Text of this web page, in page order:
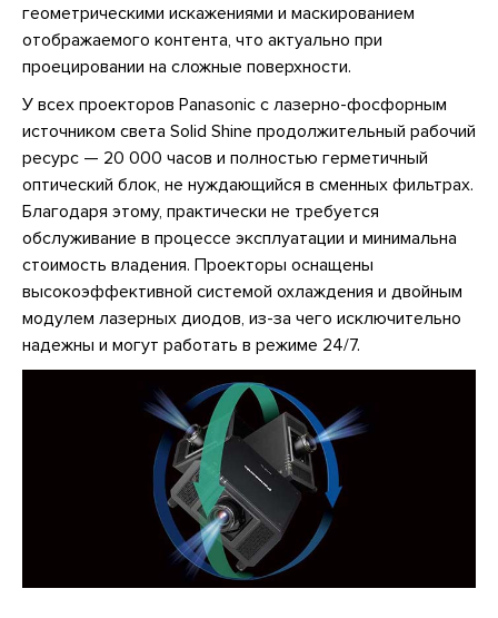
геометрическими искажениями и маскированием
отображаемого контента, что актуально при
проецировании на сложные поверхности.
У всех проекторов Panasonic с лазерно-фосфорным
источником света Solid Shine продолжительный рабочий
ресурс — 20 000 часов и полностью герметичный
оптический блок, не нуждающийся в сменных фильтрах.
Благодаря этому, практически не требуется
обслуживание в процессе эксплуатации и минимальна
стоимость владения. Проекторы оснащены
высокоэффективной системой охлаждения и двойным
модулем лазерных диодов, из-за чего исключительно
надежны и могут работать в режиме 24/7.